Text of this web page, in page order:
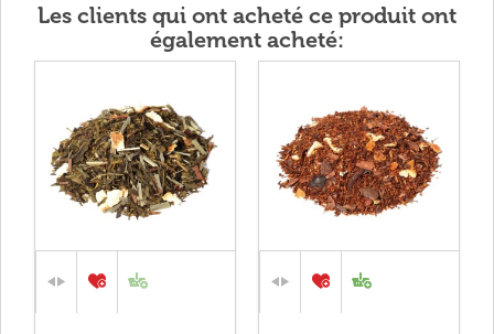
Les clients qui ont acheté ce produit ont
également acheté: